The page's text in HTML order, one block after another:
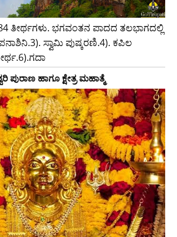
ತೀರ್ಥಗಳು. ಭಗವಂತನ ಪಾದದ ತಲಭಾಗದಲ್ಲಿ
ಸ್ವಾಮಿ ಪುಷ್ಕರಣಿ.4). ಕಪಿಲ
ಪುರಾಣ ಹಾಗೂ ಕ್ಷೇತ್ರ ಮಹಾತ್ಮೆ